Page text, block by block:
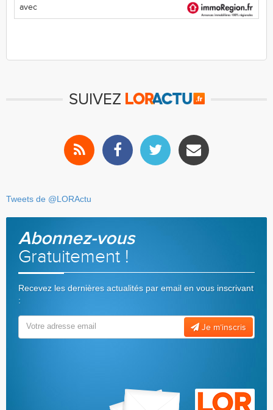
avec
SUIVEZ
Tweets de @LORActu
Abonnez-vous
Gratuitement !
Recevez les dernières actualités par email en vous inscrivant
:
Je m’inscris